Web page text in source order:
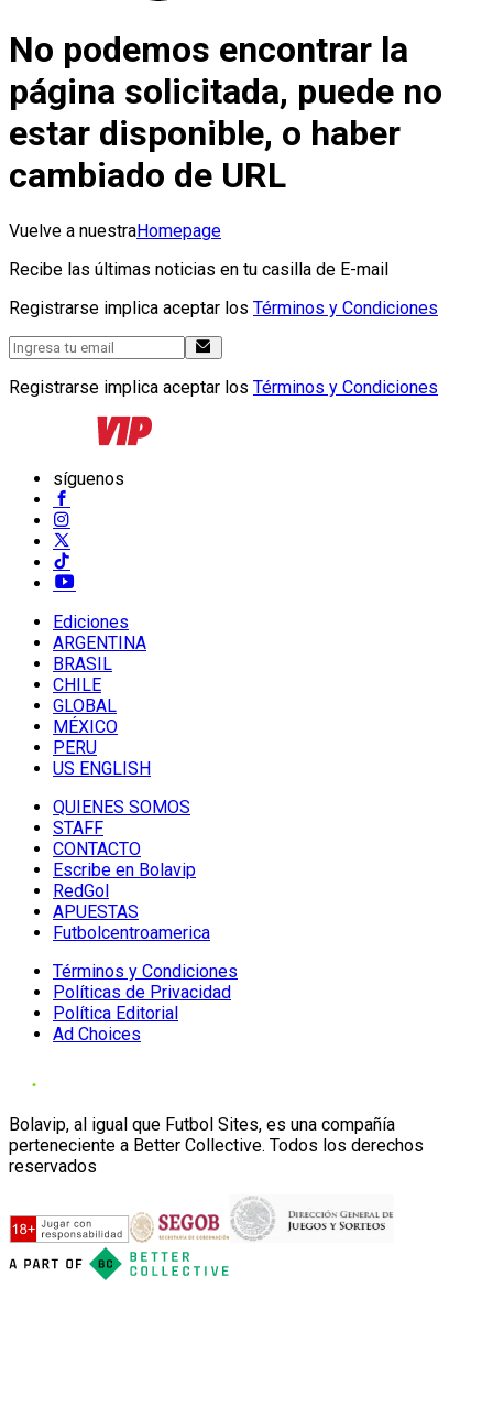
No podemos encontrar la
página solicitada, puede no
estar disponible, o haber
cambiado de URL
Vuelve a nuestraHomepage
Recibe las últimas noticias en tu casilla de E-mail
Registrarse implica aceptar los Términos y Condiciones
Registrarse implica aceptar los Términos y Condiciones
síguenos
Ediciones
ARGENTINA
BRASIL
CHILE
GLOBAL
MÉXICO
PERU
US ENGLISH
QUIENES SOMOS
STAFF
CONTACTO
Escribe en Bolavip
RedGol
APUESTAS
Futbolcentroamerica
Términos y Condiciones
Políticas de Privacidad
Política Editorial
Ad Choices
Bolavip, al igual que Futbol Sites, es una compañía
perteneciente a Better Collective. Todos los derechos
reservados